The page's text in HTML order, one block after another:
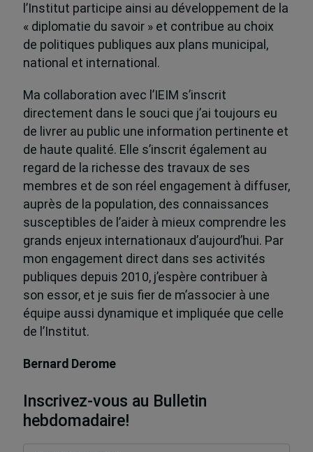
l’Institut participe ainsi au développement de la
« diplomatie du savoir » et contribue au choix
de politiques publiques aux plans municipal,
national et international.
Ma collaboration avec l’IEIM s’inscrit
directement dans le souci que j’ai toujours eu
de livrer au public une information pertinente et
de haute qualité. Elle s’inscrit également au
regard de la richesse des travaux de ses
membres et de son réel engagement à diffuser,
auprès de la population, des connaissances
susceptibles de l’aider à mieux comprendre les
grands enjeux internationaux d’aujourd’hui. Par
mon engagement direct dans ses activités
publiques depuis 2010, j’espère contribuer à
son essor, et je suis fier de m’associer à une
équipe aussi dynamique et impliquée que celle
de l’Institut.
Bernard Derome
Inscrivez-vous au Bulletin
hebdomadaire!